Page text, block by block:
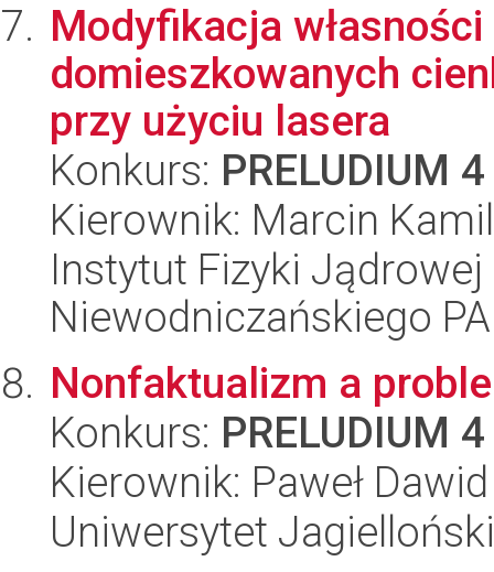
Modyfikacja
domieszkowanych
przy użyciu lasera
Konkurs: PRELUDIUM 4
Kierownik: Marcin
Instytut Fizyki
Niewodniczańskiego
Nonfaktualizm a
Konkurs: PRELUDIUM 4
Kierownik: Paweł
Uniwersytet